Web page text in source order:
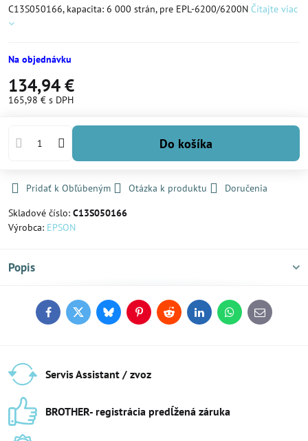
C13S050166, kapacita: 6 000 strán, pre EPL-6200/6200N Čítajte viac
Na objednávku
134,94 €
165,98 € s DPH
Do košíka
Pridať k Obľúbeným Otázka k produktu
Doručenia
Skladové číslo: C13S050166
Výrobca: EPSON
Popis
FacebookTwitterBlueskyPinterestReddit LinkedInWhatsApp
E-
mail
Servis Assistant / zvoz
BROTHER- registrácia predĺžená záruka